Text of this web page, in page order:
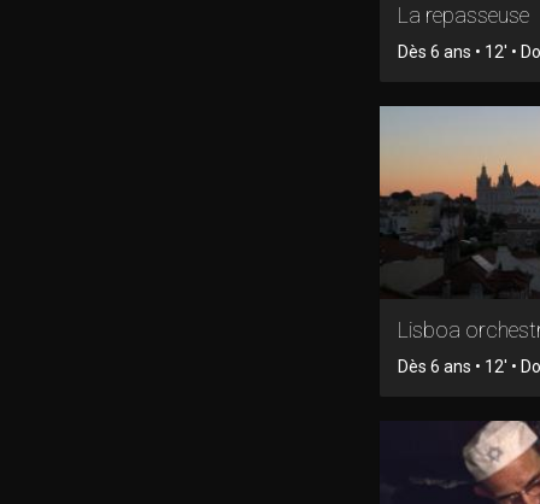
La repasseuse
Dès 6 ans • 12' •
Lisboa
Dès 6 ans • 12' •